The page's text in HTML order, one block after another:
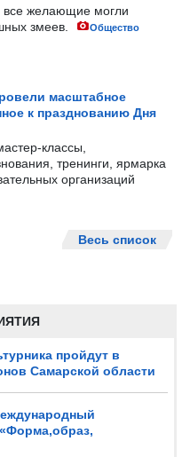
пройдут в
Самарской области
желающие могли
змеев.
Общество
масштабное
к празднованию Дня
классы,
тренинги, ярмарка
организаций
Весь список